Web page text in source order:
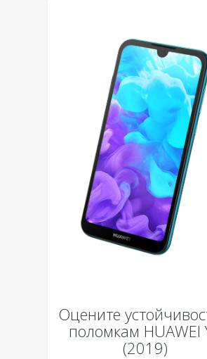
Оцените
поломкам HUAWEI
(2019)